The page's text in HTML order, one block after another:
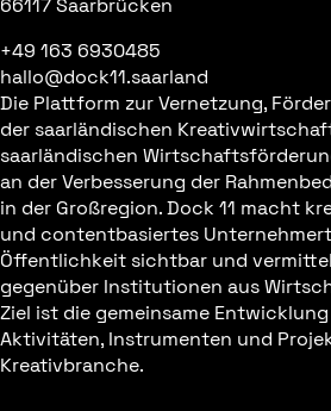
66117 Saarbrücken
+49 163 6930485
hallo@dock11.saarland
Die Plattform zur Vernetzung,
der saarländischen
saarländischen
an der Verbesserung der
in der Großregion. Dock 11 macht
und contentbasiertes
Öffentlichkeit sichtbar und
gegenüber Institutionen aus
Ziel ist die gemeinsame
Aktivitäten, Instrumenten und
Kreativbranche.